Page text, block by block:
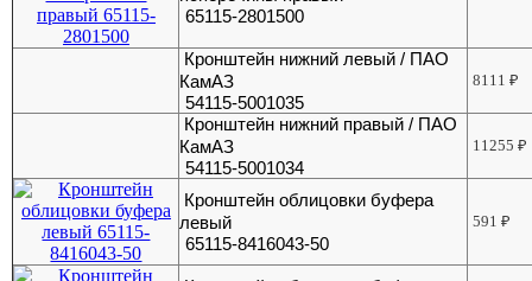
65115-2801500
Кронштейн нижний левый / ПАО
КамАЗ
54115-5001035
8111₽
Кронштейн нижний правый / ПАО
КамАЗ
54115-5001034
11255₽
Кронштейн облицовки буфера
левый
65115-8416043-50
591₽